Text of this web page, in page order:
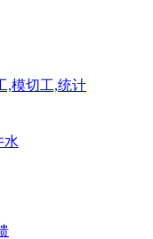
,模切工,统计
水